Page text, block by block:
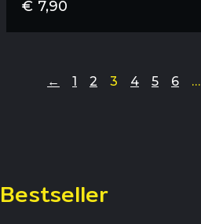
€ 7,90
← 1 2 3 4 5 6 …
Bestseller